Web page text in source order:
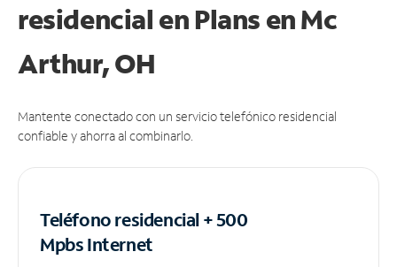
residencial en Plans en Mc
Arthur, OH
Mantente conectado con un servicio telefónico residencial
confiable y ahorra al combinarlo.
Teléfono residencial + 500
MpbsInternet